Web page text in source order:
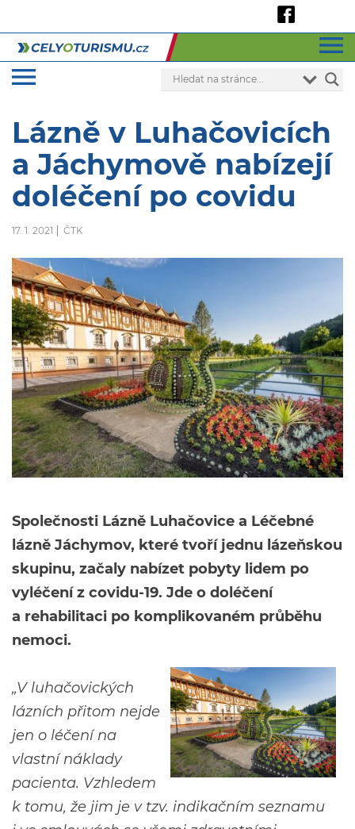
Lázně v Luhačovicích
a Jáchymově nabízejí
doléčení po covidu
17. 1. 2021 ČTK
Společnosti Lázně Luhačovice a Léčebné
lázně Jáchymov, které tvoří jednu lázeňskou
skupinu, začaly nabízet pobyty lidem po
vyléčení z covidu-19. Jde o doléčení
a rehabilitaci po komplikovaném průběhu
nemoci.
„V luhačovických
lázních přitom nejde
jen o léčení na
vlastní náklady
pacienta. Vzhledem
k tomu, že jim je v tzv. indikačním seznamu